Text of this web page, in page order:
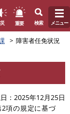
重要 検索 メニュー
障害者任免状況
2025年12月25日
項の規定に基づ